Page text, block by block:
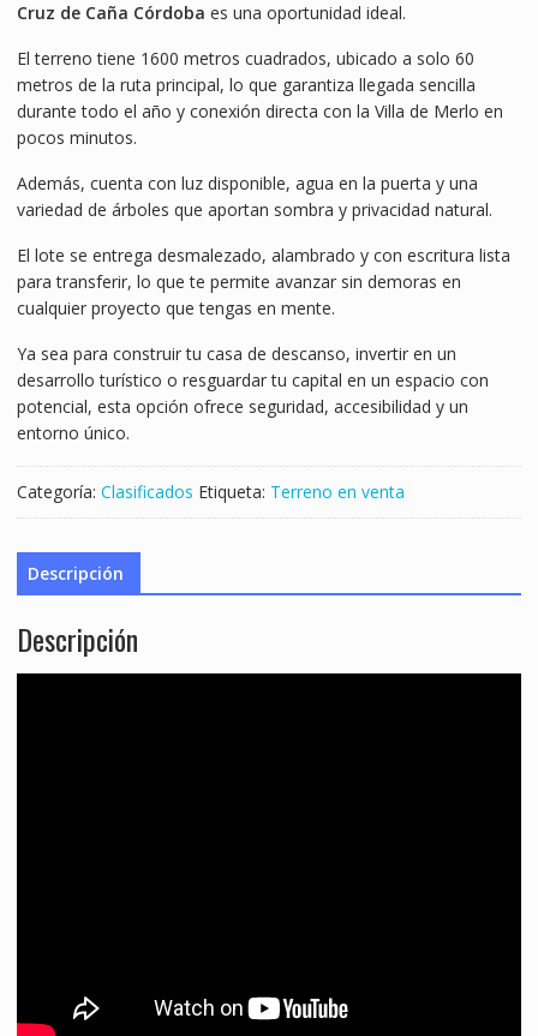
Cruz de Caña Córdoba es una oportunidad ideal.
El terreno tiene 1600 metros cuadrados, ubicado a solo 60
metros de la ruta principal, lo que garantiza llegada sencilla
durante todo el año y conexión directa con la Villa de Merlo en
pocos minutos.
Además, cuenta con luz disponible, agua en la puerta y una
variedad de árboles que aportan sombra y privacidad natural.
El lote se entrega desmalezado, alambrado y con escritura lista
para transferir, lo que te permite avanzar sin demoras en
cualquier proyecto que tengas en mente.
Ya sea para construir tu casa de descanso, invertir en un
desarrollo turístico o resguardar tu capital en un espacio con
potencial, esta opción ofrece seguridad, accesibilidad y un
entorno único.
Categoría: Clasificados Etiqueta: Terreno en venta
Descripción
Descripción